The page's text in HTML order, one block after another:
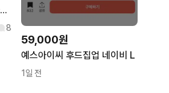
공구!! 크런치 슬랑이(타오바오)
8
59,000원
예스아이씨 후드집업 네이비 L
1일 전